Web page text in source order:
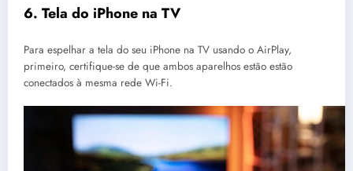
6. Tela do iPhone na TV
Para espelhar a tela do seu iPhone na TV usando o AirPlay,
primeiro, certifique-se de que ambos aparelhos estão estão
conectados à mesma rede Wi-Fi.